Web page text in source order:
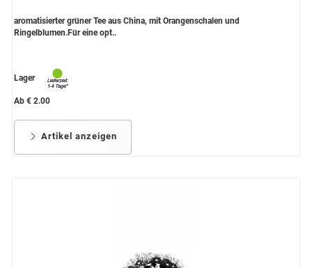
aromatisierter grüner Tee aus China, mit Orangenschalen und
Ringelblumen.Für eine opt..
Lager
Ab € 2.00
Artikel anzeigen